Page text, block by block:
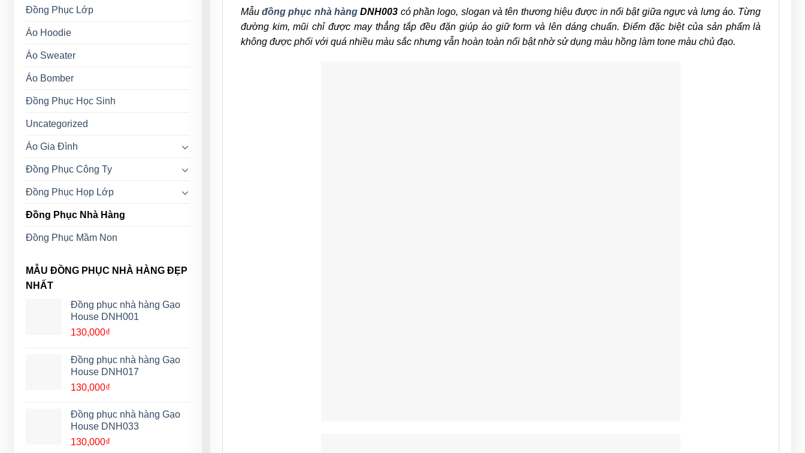
Đồng Phục Lớp
Áo Hoodie
Áo Sweater
Áo Bomber
Đồng Phục Học Sinh
Uncategorized
Áo Gia Đình
Đồng Phục Công Ty
Đồng Phục Họp Lớp
Đồng Phục Nhà Hàng
Đồng Phục Mầm Non
MẪU ĐỒNG PHỤC NHÀ HÀNG ĐẸP
NHẤT
Đồng phục nhà hàng Gạo
House DNH001
130,000₫
Đồng phục nhà hàng Gạo
House DNH017
130,000₫
Đồng phục nhà hàng Gạo
House DNH033
130,000₫
Mẫuđồng phục nhà hàng DNH003 có phần logo, slogan và tên thương hiệu được in nổi bật giữa ngực và lưng áo. Từng
đường kim, mũi chỉ được may thẳng tắp đều đặn giúp áo giữ form và lên dáng chuẩn. Điểm đặc biệt của sản phẩm là
không được phối với quá nhiều màu sắc nhưng vẫn hoàn toàn nổi bật nhờ sử dụng màu hồng làm tone màu chủ đạo.